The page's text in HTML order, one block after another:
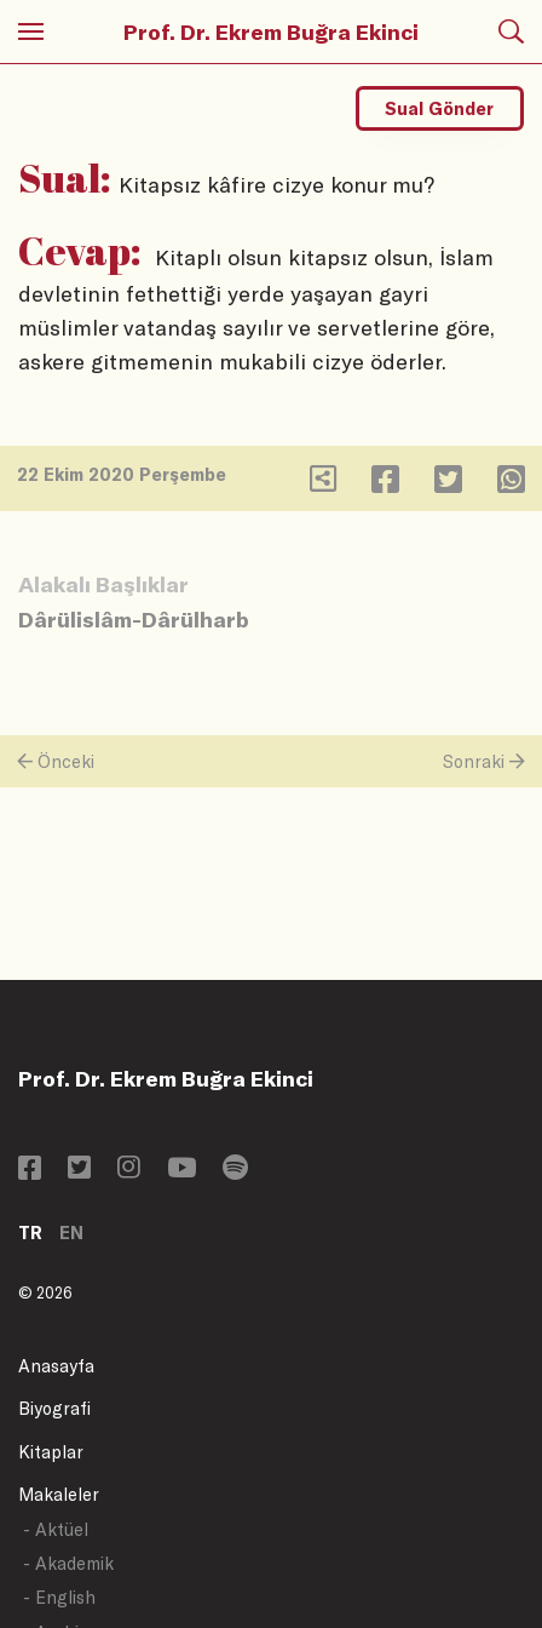
Prof. Dr. Ekrem Buğra Ekinci
Sual: Kitapsız kâfire cizye konur mu?
Sual Gönder
Cevap:
Kitaplı olsun kitapsız olsun, İslam
devletinin fethettiği yerde yaşayan gayri
müslimler vatandaş sayılır ve servetlerine göre,
askere gitmemenin mukabili cizye öderler.
22 Ekim 2020 Perşembe
Alakalı Başlıklar
Dârülislâm-Dârülharb
Önceki Sonraki
Prof. Dr. Ekrem Buğra Ekinci
TR EN
© 2026
Anasayfa
Biyografi
Kitaplar
Makaleler
- Aktüel
- Akademik
- English